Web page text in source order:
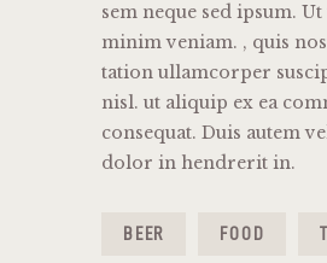
sem neque sed ipsum.
minim veniam. , quis
tation ullamcorper
nisl. ut aliquip ex ea
consequat. Duis autem
dolor in hendrerit in.
BEER FOOD